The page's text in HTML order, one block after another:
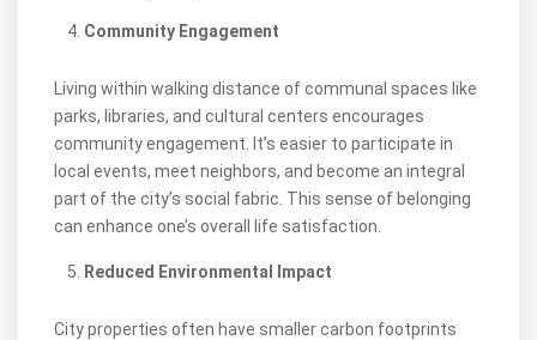
Community Engagement
Living within walking distance of communal spaces like
parks, libraries, and cultural centers encourages
community engagement. It’s easier to participate in
local events, meet neighbors, and become an integral
part of the city’s social fabric. This sense of belonging
can enhance one’s overall life satisfaction.
Reduced Environmental Impact
City properties often have smaller carbon footprints